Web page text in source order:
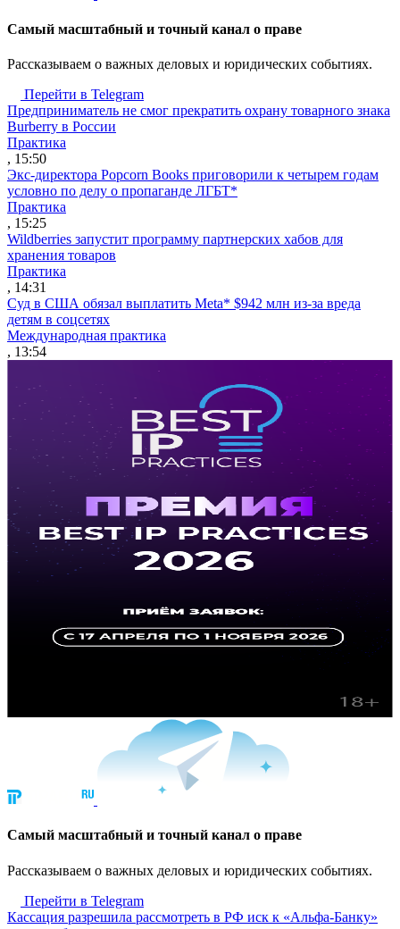
Cамый масштабный и точный канал о праве
Рассказываем о важных деловых и юридических событиях.
Перейти в Telegram
Предприниматель не смог прекратить охрану товарного знака
Burberry в России
Практика
, 15:50
Экс-директора Popcorn Books приговорили к четырем годам
условно по делу о пропаганде ЛГБТ*
Практика
, 15:25
Wildberries запустит программу партнерских хабов для
хранения товаров
Практика
, 14:31
Суд в США обязал выплатить Meta* $942 млн из-за вреда
детям в соцсетях
Международная практика
, 13:54
Cамый масштабный и точный канал о праве
Рассказываем о важных деловых и юридических событиях.
Перейти в Telegram
Кассация разрешила рассмотреть в РФ иск к «Альфа-Банку»